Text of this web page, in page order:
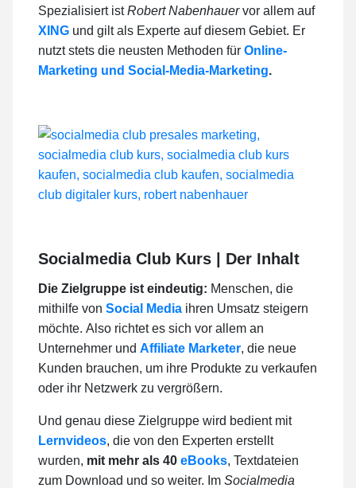
Spezialisiert istRobert Nabenhauervor allem auf
XING und gilt als Experte auf diesem Gebiet. Er
nutzt stets die neusten Methoden für Online-
Marketing und Social-Media-Marketing.
Socialmedia Club Kurs | Der Inhalt
Die Zielgruppe ist eindeutig: Menschen, die
mithilfe von Social Media ihren Umsatz steigern
möchte. Also richtet es sich vor allem an
Unternehmer und Affiliate Marketer, die neue
Kunden brauchen, um ihre Produkte zu verkaufen
oder ihr Netzwerk zu vergrößern.
Und genau diese Zielgruppe wird bedient mit
Lernvideos, die von den Experten erstellt
wurden, mit mehr als 40 eBooks, Textdateien
zum Download und so weiter. Im Socialmedia